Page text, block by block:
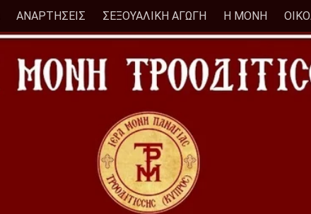
ΑΝΑΡΤΗΣΕΙΣ ΣΕΞΟΥΑΛΙΚΗ ΑΓΩΓΗ Η ΜΟΝΗ